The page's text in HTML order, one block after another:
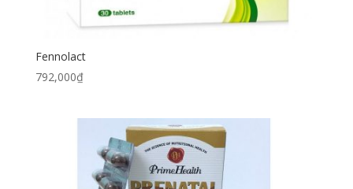
Fennolact
792,000₫